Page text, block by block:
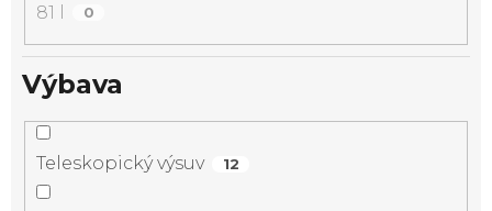
81 l 0
Výbava
Teleskopický výsuv 12